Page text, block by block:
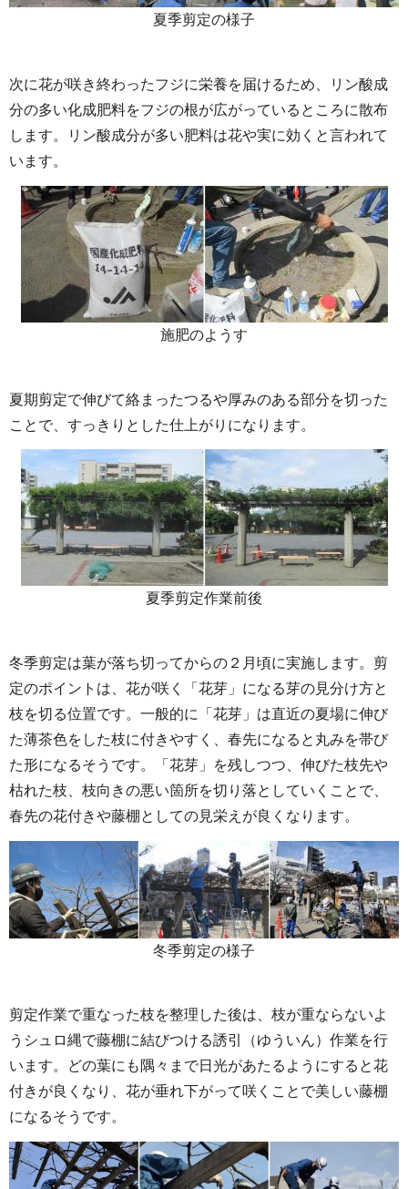
夏季剪定の様子
次に花が咲き終わったフジに栄養を届けるため、リン酸成
分の多い化成肥料をフジの根が広がっているところに散布
します。リン酸成分が多い肥料は花や実に効くと言われて
います。
施肥のようす
夏期剪定で伸びて絡まったつるや厚みのある部分を切った
ことで、すっきりとした仕上がりになります。
夏季剪定作業前後
冬季剪定は葉が落ち切ってからの２月頃に実施します。剪
定のポイントは、花が咲く「花芽」になる芽の見分け方と
枝を切る位置です。一般的に「花芽」は直近の夏場に伸び
た薄茶色をした枝に付きやすく、春先になると丸みを帯び
た形になるそうです。「花芽」を残しつつ、伸びた枝先や
枯れた枝、枝向きの悪い箇所を切り落としていくことで、
春先の花付きや藤棚としての見栄えが良くなります。
冬季剪定の様子
剪定作業で重なった枝を整理した後は、枝が重ならないよ
うシュロ縄で藤棚に結びつける誘引（ゆういん）作業を行
います。どの葉にも隅々まで日光があたるようにすると花
付きが良くなり、花が垂れ下がって咲くことで美しい藤棚
になるそうです。